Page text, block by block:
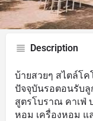
Claim listing
Description
บ้ายสวยๆ สไตล์โ
ปัจจุบันรอตอนรับลู
สูตรโบราณ คาเฟ่
หอม เครื่องหอม